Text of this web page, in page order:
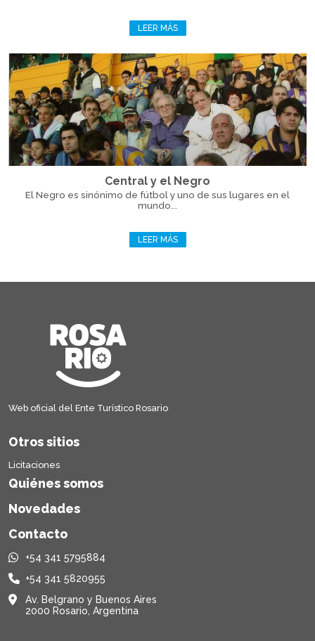
LEER MÁS
Central y el Negro
El Negro es sinónimo de fútbol y uno de sus lugares en el
mundo...
LEER MÁS
Web oficial del Ente Turístico Rosario
Otros sitios
Licitaciones
Quiénes somos
Novedades
Contacto
+54 341 5795884
+54 341 5820955
Av. Belgrano y Buenos Aires
2000 Rosario, Argentina